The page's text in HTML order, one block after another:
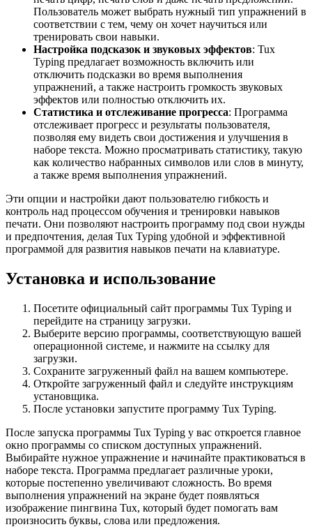
Пользователь может выбрать нужный тип упражнений в
соответствии с тем, чему он хочет научиться или
тренировать свои навыки.
Настройка подсказок и звуковых эффектов: Tux
Typing предлагает возможность включить или
отключить подсказки во время выполнения
упражнений, а также настроить громкость звуковых
эффектов или полностью отключить их.
Статистика и отслеживание прогресса: Программа
отслеживает прогресс и результаты пользователя,
позволяя ему видеть свои достижения и улучшения в
наборе текста. Можно просматривать статистику, такую
как количество набранных символов или слов в минуту,
а также время выполнения упражнений.
Эти опции и настройки дают пользователю гибкость и
контроль над процессом обучения и тренировки навыков
печати. Они позволяют настроить программу под свои нужды
и предпочтения, делая Tux Typing удобной и эффективной
программой для развития навыков печати на клавиатуре.
Установка и использование
Посетите официальный сайт программы Tux Typing и
перейдите на страницу загрузки.
Выберите версию программы, соответствующую вашей
операционной системе, и нажмите на ссылку для
загрузки.
Сохраните загруженный файл на вашем компьютере.
Откройте загруженный файл и следуйте инструкциям
установщика.
После установки запустите программу Tux Typing.
После запуска программы Tux Typing у вас откроется главное
окно программы со списком доступных упражнений.
Выбирайте нужное упражнение и начинайте практиковаться в
наборе текста. Программа предлагает различные уроки,
которые постепенно увеличивают сложность. Во время
выполнения упражнений на экране будет появляться
изображение пингвина Tux, который будет помогать вам
произносить буквы, слова или предложения.